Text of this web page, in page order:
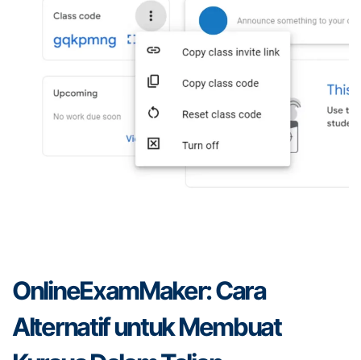
OnlineExamMaker: Cara
Alternatif untuk Membuat